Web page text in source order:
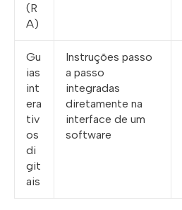
(R
A)
Gu
ias
int
era
tiv
os
di
git
ais
Instruções passo
a passo
integradas
diretamente na
interface de um
software